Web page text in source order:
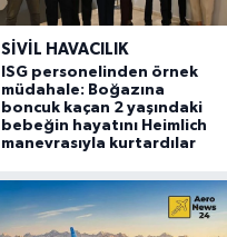
SIVIL HAVACILIK
ISG personelinden örnek
müdahale: Boğazına
boncuk kaçan 2 yaşındaki
bebeğin hayatını Heimlich
manevrasıyla kurtardılar